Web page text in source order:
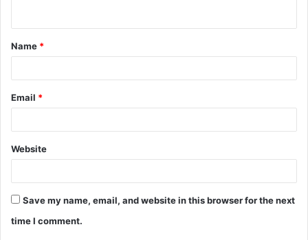
t
*
Name *
Email *
Website
Save my name, email, and website in this browser for the next
time I comment.